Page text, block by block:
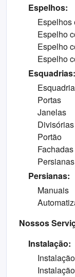
Espelhos:
Espelhos
Espelho
Espelho
Espelho
Esquadrias:
Portas
Janelas
Divisórias
Portão
Fachadas
Persianas
Persianas:
Manuais
Nossos
Instalação: